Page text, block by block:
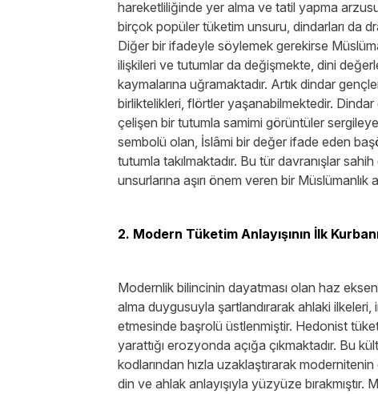
hareketliliğinde yer alma ve tatil yapma
birçok popüler tüketim unsuru, dindarları da
Diğer bir ifadeyle söylemek gerekirse
ilişkileri ve tutumlar da değişmekte, dini
kaymalarına uğramaktadır. Artık dindar
birliktelikleri, flörtler yaşanabilmektedir.
çelişen bir tutumla samimi görüntüler
sembolü olan, İslâmi bir değer ifade eden
tutumla takılmaktadır. Bu tür davranışlar
unsurlarına aşırı önem veren bir Müslümanlık
2. Modern Tüketim Anlayışının İlk
Modernlik bilincinin dayatması olan haz
alma duygusuyla şartlandırarak ahlaki
etmesinde başrolü üstlenmiştir. Hedonist
yarattığı erozyonda açığa çıkmaktadır. Bu
kodlarından hızla uzaklaştırarak
din ve ahlak anlayışıyla yüzyüze